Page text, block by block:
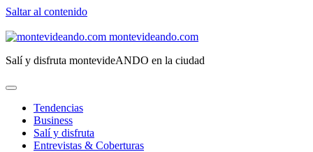
Saltar al contenido
montevideando.com
Salí y disfruta montevideANDO en la ciudad
Tendencias
Business
Salí y disfruta
Entrevistas & Coberturas